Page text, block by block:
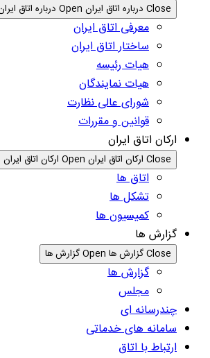
Close درباره اتاق ایران Open درباره اتاق ایران
معرفی اتاق ایران
ساختار اتاق ایران
هیات رئیسه
هیات نمایندگان
شورای عالی نظارت
قوانین و مقررات
ارکان اتاق ایران
Close ارکان اتاق ایران Open ارکان اتاق ایران
اتاق ها
تشکل ها
کمیسیون ها
گزارش ها
Close گزارش ها Open گزارش ها
گزارش ها
مجلس
چندرسانه ای
سامانه های خدماتی
ارتباط با اتاق